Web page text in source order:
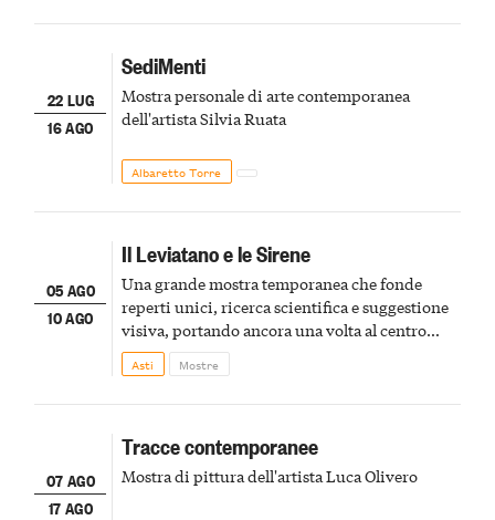
22 LUG
16 AGO
SediMenti
Mostra personale di arte contemporanea
dell'artista Silvia Ruata
Albaretto Torre
05 AGO
10 AGO
Il Leviatano e le Sirene
Una grande mostra temporanea che fonde
reperti unici, ricerca scientifica e suggestione
visiva, portando ancora una volta al centro
della scena le meraviglie del passato astigiano
Asti Mostre
07 AGO
17 AGO
Tracce contemporanee
Mostra di pittura dell'artista Luca Olivero